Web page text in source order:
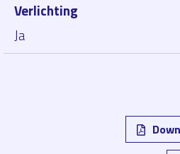
Verlichting
Ja